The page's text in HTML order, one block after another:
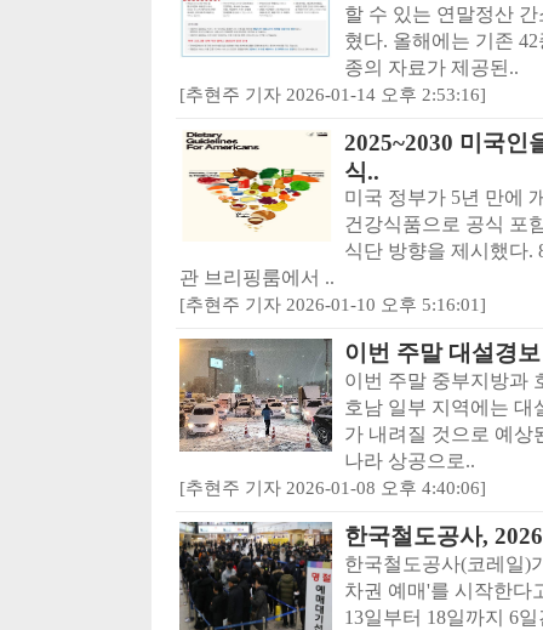
할 수 있는 연말정산
혔다. 올해에는 기존
종의 자료가 제공된..
[추현주 기자 2026-01-14 오후 2:53:16]
2025~2030 미국인
식..
미국 정부가 5년 만에
건강식품으로 공식 포
식단 방향을 제시했다.
관 브리핑룸에서 ..
[추현주 기자 2026-01-10 오후 5:16:01]
이번 주말 대설경
이번 주말 중부지방과
호남 일부 지역에는 대
가 내려질 것으로 예상
나라 상공으로..
[추현주 기자 2026-01-08 오후 4:40:06]
한국철도공사,
한국철도공사(코레일)
차권 예매'를 시작한다
13일부터 18일까지 6